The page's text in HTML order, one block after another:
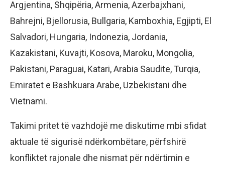
Argjentina, Shqipëria, Armenia, Azerbajxhani,
Bahrejni, Bjellorusia, Bullgaria, Kamboxhia, Egjipti, El
Salvadori, Hungaria, Indonezia, Jordania,
Kazakistani, Kuvajti, Kosova, Maroku, Mongolia,
Pakistani, Paraguai, Katari, Arabia Saudite, Turqia,
Emiratet e Bashkuara Arabe, Uzbekistani dhe
Vietnami.
Takimi pritet të vazhdojë me diskutime mbi sfidat
aktuale të sigurisë ndërkombëtare, përfshirë
konfliktet rajonale dhe nismat për ndërtimin e